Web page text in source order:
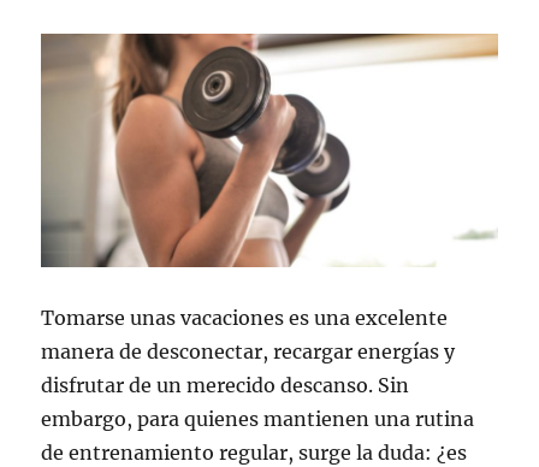
Tomarse unas vacaciones es una excelente
manera de desconectar, recargar energías y
disfrutar de un merecido descanso. Sin
embargo, para quienes mantienen una rutina
de entrenamiento regular, surge la duda: ¿es